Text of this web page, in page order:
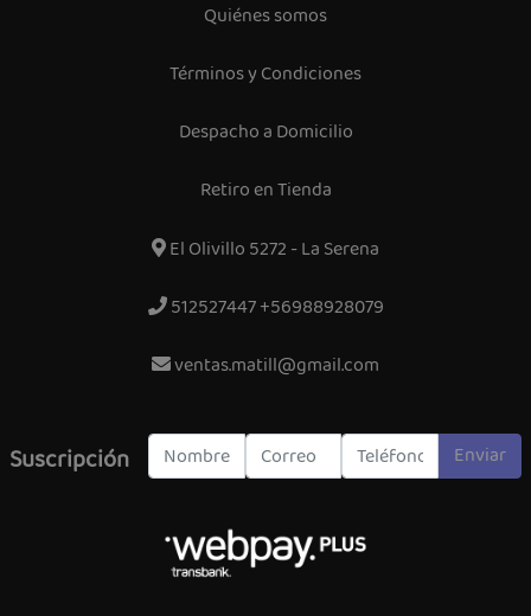
Quiénes somos
Términos y Condiciones
Despacho a Domicilio
Retiro en Tienda
El Olivillo 5272 - La Serena
512527447 +56988928079
ventas.matill@gmail.com
Suscripción Enviar